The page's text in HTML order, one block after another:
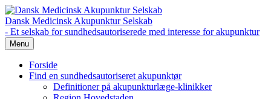
Dansk Medicinsk Akupunktur Selskab
- Et selskab for sundhedsautoriserede med interesse for akupunktur
Menu
Forside
Find en sundhedsautoriseret akupunktør
Definitioner på akupunkturlæge-klinikker